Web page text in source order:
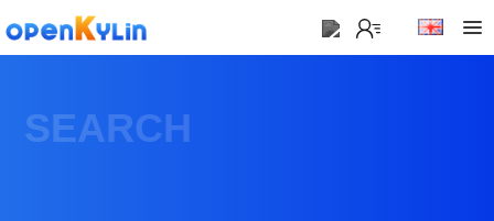
>
>
>
SEARCH